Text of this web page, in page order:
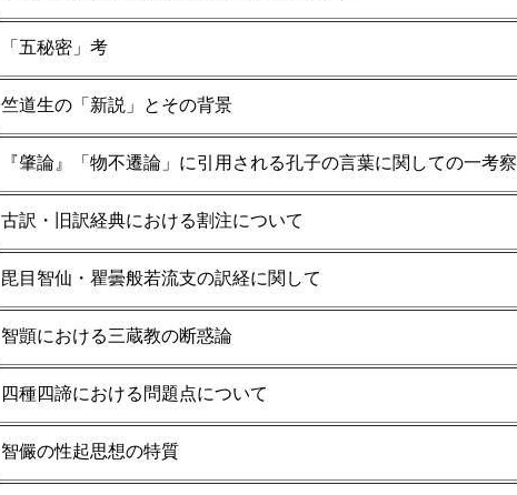
「五秘密」考
竺道生の「新説」とその背景
『肇論』「物不遷論」に引用される孔子の言葉に関しての一考察
古訳・旧訳経典における割注について
毘目智仙・瞿曇般若流支の訳経に関して
智顗における三蔵教の断惑論
四種四諦における問題点について
智儼の性起思想の特質